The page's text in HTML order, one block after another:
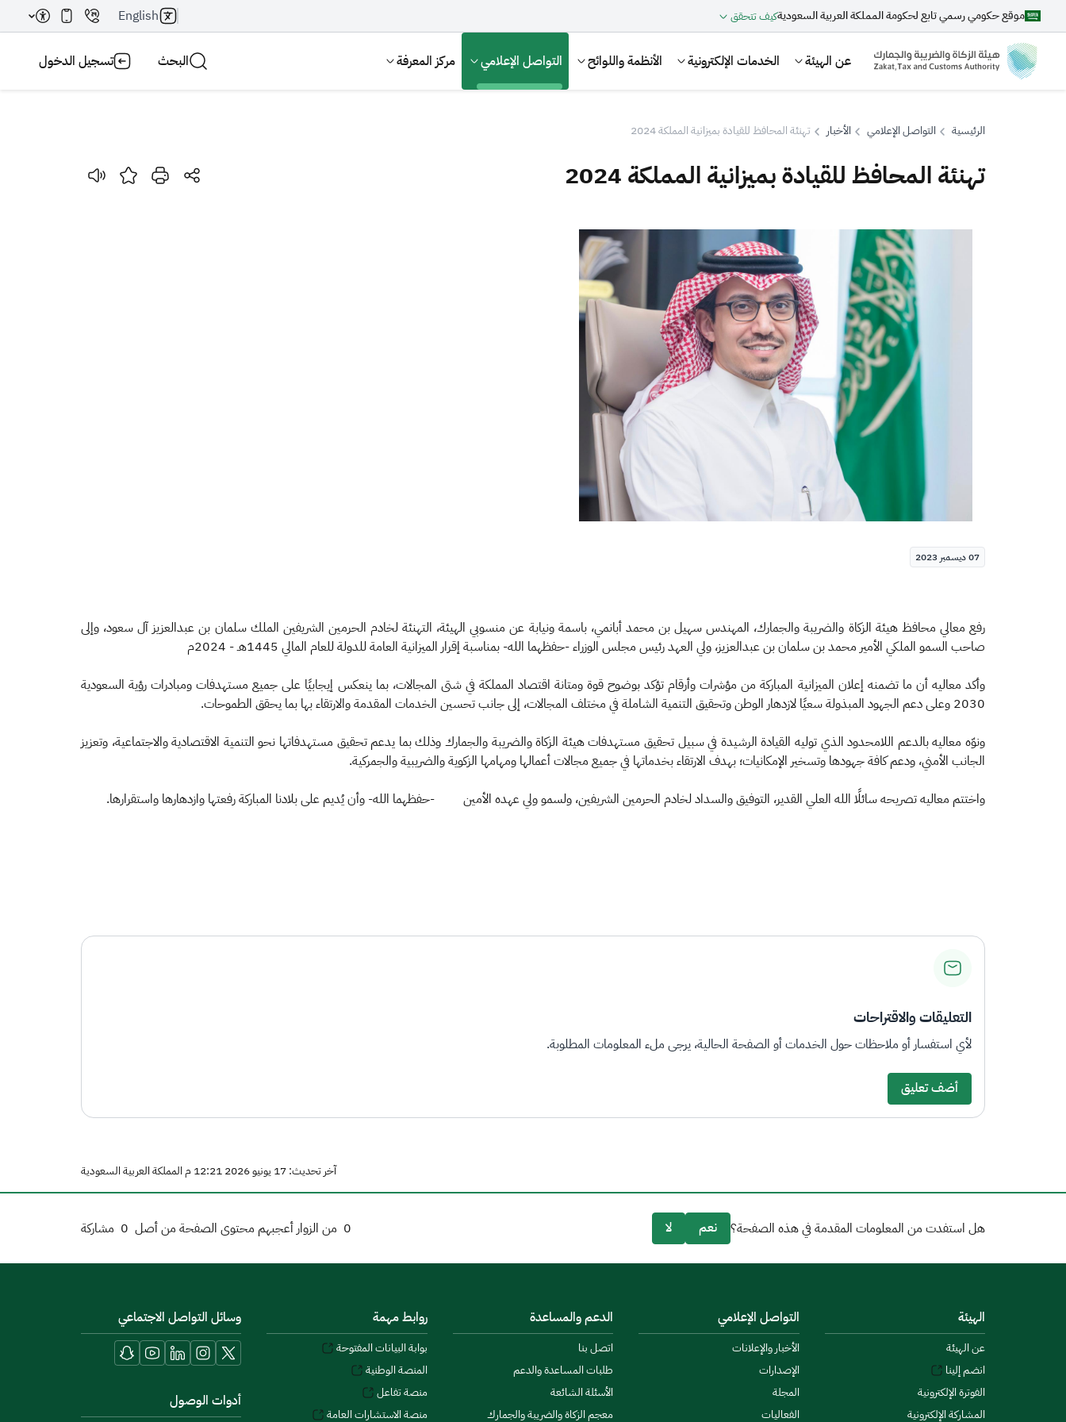
موقع حكومي رسمي تابع لحكومة المملكة العربية السعوديةكيف تتحقق English
عن الهيئة الخدمات الإلكترونية الأنظمة واللوائح التواصل الإعلامي مركز المعرفة البحث تسجيل الدخول
بحث
الجمارك ضريبة القيمة المضافة الإقرار الضريبي التصرفات العقارية
الرئيسية التواصل الإعلامي الأخبار تهنئة المحافظ للقيادة بميزانية المملكة 2024
تهنئة المحافظ للقيادة بميزانية المملكة 2024
07 ديسمبر 2023
رفع معالي محافظ هيئة الزكاة والضريبة والجمارك، المهندس سهيل بن محمد أبانمي، باسمة ونيابة عن منسوبي الهيئة، التهنئة لخادم الحرمين الشريفين الملك سلمان بن عبدالعزيز آل سعود، وإلى
صاحب السمو الملكي الأمير محمد بن سلمان بن عبدالعزيز، ولي العهد رئيس مجلس الوزراء -حفظهما الله- بمناسبة إقرار الميزانية العامة للدولة للعام المالي 1445هـ - 2024م
وأكد معاليه أن ما تضمنه إعلان الميزانية المباركة من مؤشرات وأرقام تؤكد بوضوح قوة ومتانة اقتصاد المملكة في شتى المجالات، بما ينعكس إيجابيًا على جميع مستهدفات ومبادرات رؤية السعودية
2030 وعلى دعم الجهود المبذولة سعيًا لازدهار الوطن وتحقيق التنمية الشاملة في مختلف المجالات، إلى جانب تحسين الخدمات المقدمة والارتقاء بها بما يحقق الطموحات.
ونوّه معاليه بالدعم اللامحدود الذي توليه القيادة الرشيدة في سبيل تحقيق مستهدفات هيئة الزكاة والضريبة والجمارك وذلك بما يدعم تحقيق مستهدفاتها نحو التنمية الاقتصادية والاجتماعية، وتعزيز
الجانب الأمني، ودعم كافة جهودها وتسخير الإمكانيات؛ بهدف الارتقاء بخدماتها في جميع مجالات أعمالها ومهامها الزكوية والضريبية والجمركية.
واختتم معاليه تصريحه سائلًا الله العلي القدير، التوفيق والسداد لخادم الحرمين الشريفين، ولسمو ولي عهده الأمين -حفظهما الله- وأن يُديم على بلادنا المباركة رفعتها وازدهارها واستقرارها. ​
التعليقات والاقتراحات
لأي استفسار أو ملاحظات حول الخدمات أو الصفحة الحالية، يرجى ملء المعلومات المطلوبة.
أضف تعليق
آخر تحديث: 17 يونيو 2026 12:21 م المملكة العربية السعودية
0 من الزوار أعجبهم محتوى الصفحة من أصل 0 مشاركة هل استفدت من المعلومات المقدمة في هذه الصفحة؟ نعم لا
الهيئة
عن الهيئة
انضم إلينا
الفوترة الإلكترونية
المشاركة الإلكترونية
التواصل الإعلامي
الأخبار والإعلانات
الإصدارات
المجلة
الفعاليات
الدعم والمساعدة
اتصل بنا
طلبات المساعدة والدعم
الأسئلة الشائعة
معجم الزكاة والضريبة والجمارك
روابط مهمة
بوابة البيانات المفتوحة
المنصة الوطنية
منصة تفاعل
منصة الاستشارات العامة
وسائل التواصل الاجتماعي
أدوات الوصول